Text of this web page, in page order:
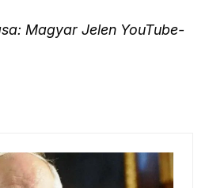
Magyar Jelen YouTube-